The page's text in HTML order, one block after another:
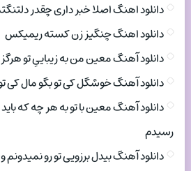
دانلود اهنگ اصلا خبر داری چقدر
دانلود اهنگ چنگیز زن کسته ریمیکس
دانلود آهنگ معین من به زیباییِ تو
دانلود آهنگ خوشگل کی تو بگو مال کی
دانلود آهنگ معین با تو به هر چه که
رسیدم
دانلود آهنگ بیدل برزویی تو رو نمیدونم